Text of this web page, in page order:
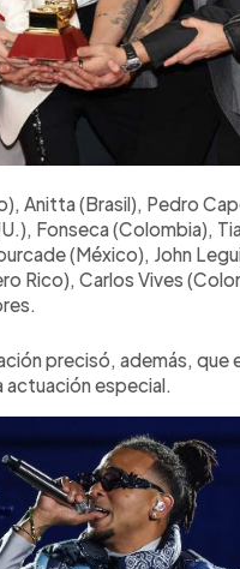
Anitta (Brasil), Pedro
Fonseca (Colombia),
(México), John
Rico), Carlos Vives
precisó, además, que
actuación especial.